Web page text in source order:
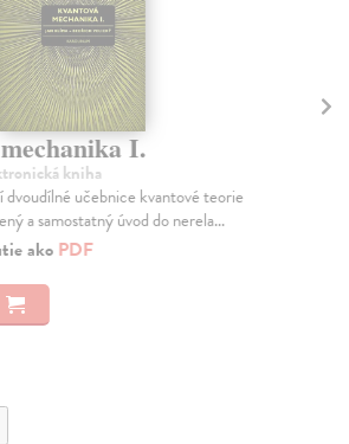
I.
kniha
dvoudílné učebnice kvantové teorie
a samostatný úvod do nerela...
ako PDF